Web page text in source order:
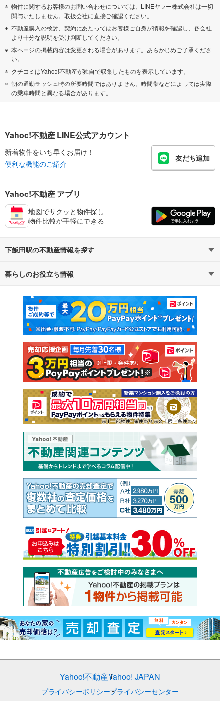
物件に関するお客様のお問い合わせについては、LINEヤフー株式会社は一切
関与いたしません。取扱会社に直接ご確認ください。
不動産購入の検討、契約にあたってはお客様ご自身が情報を確認し、各会社
より十分な説明を受け判断してください。
本ページの掲載内容は変更される場合があります。あらかじめご了承くださ
い。
クチコミはYahoo!不動産が独自で収集したものを表示しています。
朝の通勤ラッシュ時の所要時間ではありません。時間帯などによっては実際
の乗車時間と異なる場合があります。
Yahoo!不動産 LINE公式アカウント
新着物件をいち早くお届け！
便利な機能のご紹介
友だち追加
Yahoo!不動産 アプリ
地図でサクッと物件探し
物件比較が手軽にできる
下飯田駅の不動産情報を探す
不動産・住宅
新築マンション 中古マンション
新築一戸建て 中古一戸建て
注文住宅 土地
売却査定
暮らしのお役立ち情報
マンションカタログ 教えて！住まいの先生
Yahoo!不動産Yahoo! JAPAN
プライバシーポリシープライバシーセンター